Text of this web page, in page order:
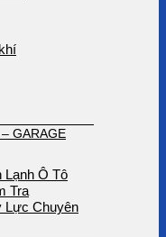
GARAGE
Ô Tô
Tra
Lực Chuyên